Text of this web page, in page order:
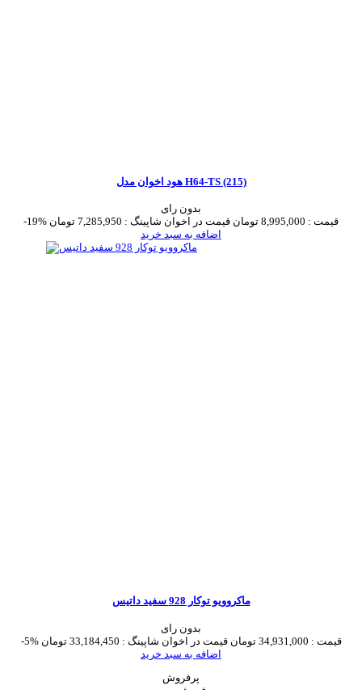
هود اخوان مدل H64-TS (215)
بدون رای
-19%
قیمت : 8,995,000 تومان قیمت در اخوان شاپینگ : 7,285,950 تومان
اضافه به سبد خرید
ماکروویو توکار 928 سفید داتیس
بدون رای
-5%
قیمت : 34,931,000 تومان قیمت در اخوان شاپینگ : 33,184,450 تومان
اضافه به سبد خرید
پرفروش